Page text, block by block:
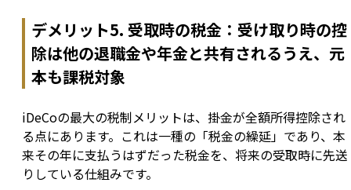
デメリット5. 受取時の税金：受け取り時の控
除は他の退職金や年金と共有されるうえ、元
本も課税対象
iDeCoの最大の税制メリットは、掛金が全額所得控除され
る点にあります。これは一種の「税金の繰延」であり、本
来その年に支払うはずだった税金を、将来の受取時に先送
りしている仕組みです。